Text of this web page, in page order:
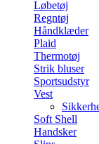
Løbetøj
Regntøj
Håndklæder
Plaid
Thermotøj
Strik bluser
Sportsudstyr
Vest
Soft Shell
Handsker